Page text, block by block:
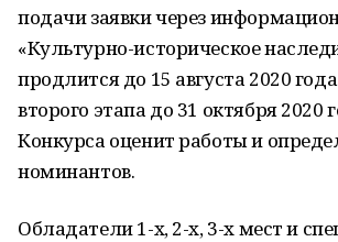
подачи заявки через
«Культурно-историческое
продлится до 15 августа 2020
второго этапа до 31 октября 2020
Конкурса оценит работы и
номинантов.
Обладатели 1-х, 2-х, 3-х мест и